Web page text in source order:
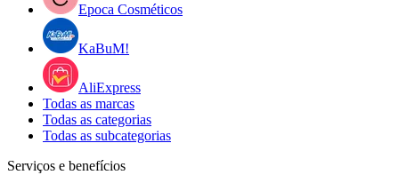
Epoca Cosméticos
KaBuM!
AliExpress
Todas as marcas
Todas as categorias
Todas as subcategorias
Serviços e benefícios